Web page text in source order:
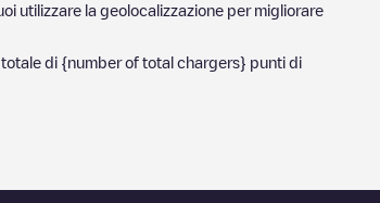
utilizzare la geolocalizzazione per migliorare
di {number of total chargers} punti di